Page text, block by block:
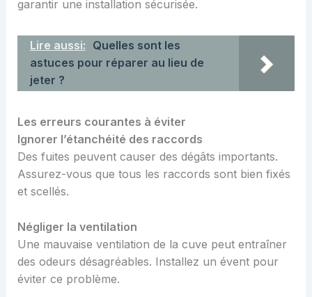
garantir une installation sécurisée.
Lire aussi: Quelles sont les
astuces pour réparer au lieu de
jeter ?
Les erreurs courantes à éviter
Ignorer l’étanchéité des raccords
Des fuites peuvent causer des dégâts importants.
Assurez-vous que tous les raccords sont bien fixés
et scellés.
Négliger la ventilation
Une mauvaise ventilation de la cuve peut entraîner
des odeurs désagréables. Installez un évent pour
éviter ce problème.